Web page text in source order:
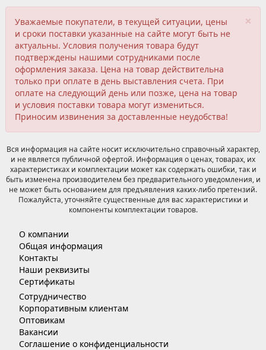
×
Уважаемые покупатели, в текущей ситуации, цены
и сроки поставки указанные на сайте могут быть не
актуальны. Условия получения товара будут
подтверждены нашими сотрудниками после
оформления заказа. Цена на товар действительна
только при оплате в день выставления счета. При
оплате на следующий день или позже, цена на товар
и условия поставки товара могут измениться.
Приносим извинения за доставленные неудобства!
Вся информация на сайте носит исключительно справочный характер,
и не является публичной офертой. Информация о ценах, товарах, их
характеристиках и комплектации может как содержать ошибки, так и
быть изменена производителем без предварительного уведомления, и
не может быть основанием для предъявления каких-либо претензий.
Пожалуйста, уточняйте существенные для вас характеристики и
компоненты комплектации товаров.
О компании
Общая информация
Контакты
Наши реквизиты
Сертификаты
Сотрудничество
Корпоративным клиентам
Оптовикам
Вакансии
Соглашение о конфиденциальности